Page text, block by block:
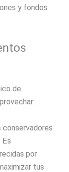
y fondos
de
conservadores
Es
por
tus